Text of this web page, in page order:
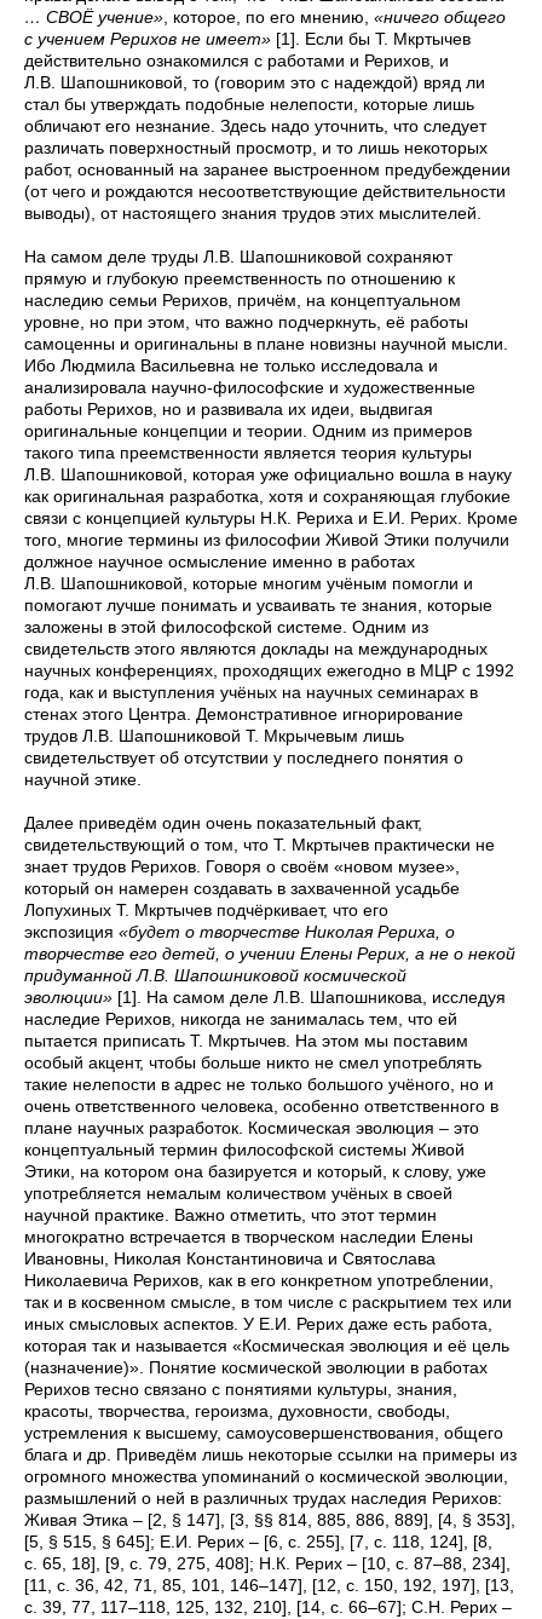
… СВОЁ учение», которое, по его мнению, «ничего общего
с учением Рерихов не имеет» [1]. Если бы Т. Мкртычев
действительно ознакомился с работами и Рерихов, и
Л.В. Шапошниковой, то (говорим это с надеждой) вряд ли
стал бы утверждать подобные нелепости, которые лишь
обличают его незнание. Здесь надо уточнить, что следует
различать поверхностный просмотр, и то лишь некоторых
работ, основанный на заранее выстроенном предубеждении
(от чего и рождаются несоответствующие действительности
выводы), от настоящего знания трудов этих мыслителей.
На самом деле труды Л.В. Шапошниковой сохраняют
прямую и глубокую преемственность по отношению к
наследию семьи Рерихов, причём, на концептуальном
уровне, но при этом, что важно подчеркнуть, её работы
самоценны и оригинальны в плане новизны научной мысли.
Ибо Людмила Васильевна не только исследовала и
анализировала научно-философские и художественные
работы Рерихов, но и развивала их идеи, выдвигая
оригинальные концепции и теории. Одним из примеров
такого типа преемственности является теория культуры
Л.В. Шапошниковой, которая уже официально вошла в науку
как оригинальная разработка, хотя и сохраняющая глубокие
связи с концепцией культуры Н.К. Рериха и Е.И. Рерих. Кроме
того, многие термины из философии Живой Этики получили
должное научное осмысление именно в работах
Л.В. Шапошниковой, которые многим учёным помогли и
помогают лучше понимать и усваивать те знания, которые
заложены в этой философской системе. Одним из
свидетельств этого являются доклады на международных
научных конференциях, проходящих ежегодно в МЦР с 1992
года, как и выступления учёных на научных семинарах в
стенах этого Центра. Демонстративное игнорирование
трудов Л.В. Шапошниковой Т. Мкрычевым лишь
свидетельствует об отсутствии у последнего понятия о
научной этике.
Далее приведём один очень показательный факт,
свидетельствующий о том, что Т. Мкртычев практически не
знает трудов Рерихов. Говоря о своём «новом музее»,
который он намерен создавать в захваченной усадьбе
Лопухиных Т. Мкртычев подчёркивает, что его
экспозиция «будет о творчестве Николая Рериха, о
творчестве его детей, о учении Елены Рерих, а не о некой
придуманной Л.В. Шапошниковой космической
эволюции» [1]. На самом деле Л.В. Шапошникова, исследуя
наследие Рерихов, никогда не занималась тем, что ей
пытается приписать Т. Мкртычев. На этом мы поставим
особый акцент, чтобы больше никто не смел употреблять
такие нелепости в адрес не только большого учёного, но и
очень ответственного человека, особенно ответственного в
плане научных разработок. Космическая эволюция – это
концептуальный термин философской системы Живой
Этики, на котором она базируется и который, к слову, уже
употребляется немалым количеством учёных в своей
научной практике. Важно отметить, что этот термин
многократно встречается в творческом наследии Елены
Ивановны, Николая Константиновича и Святослава
Николаевича Рерихов, как в его конкретном употреблении,
так и в косвенном смысле, в том числе с раскрытием тех или
иных смысловых аспектов. У Е.И. Рерих даже есть работа,
которая так и называется «Космическая эволюция и её цель
(назначение)». Понятие космической эволюции в работах
Рерихов тесно связано с понятиями культуры, знания,
красоты, творчества, героизма, духовности, свободы,
устремления к высшему, самоусовершенствования, общего
блага и др. Приведём лишь некоторые ссылки на примеры из
огромного множества упоминаний о космической эволюции,
размышлений о ней в различных трудах наследия Рерихов:
Живая Этика – [2, § 147], [3, §§ 814, 885, 886, 889], [4, § 353],
[5, § 515, § 645]; Е.И. Рерих – [6, с. 255], [7, с. 118, 124], [8,
с. 65, 18], [9, с. 79, 275, 408]; Н.К. Рерих – [10, с. 87–88, 234],
[11, с. 36, 42, 71, 85, 101, 146–147], [12, с. 150, 192, 197], [13,
с. 39, 77, 117–118, 125, 132, 210], [14, с. 66–67]; С.Н. Рерих –